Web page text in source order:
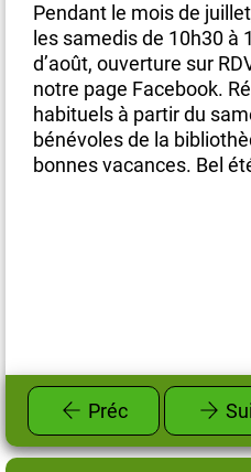
Pendant le mois de
les samedis de 10h30 à
d’août, ouverture sur
notre page Facebook.
habituels à partir du
bénévoles de la
bonnes vacances. Bel
Préc